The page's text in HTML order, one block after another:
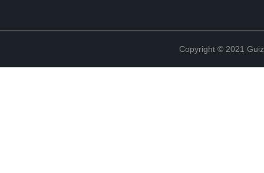
Copyright © 2021